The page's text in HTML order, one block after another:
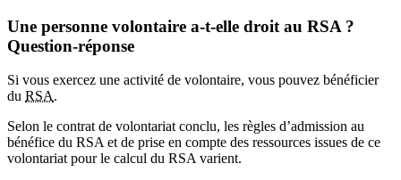
Une personne volontaire a-t-elle droit au RSA ?
Question-réponse
Si vous exercez une activité de volontaire, vous pouvez bénéficier
du RSA.
Selon le contrat de volontariat conclu, les règles d’admission au
bénéfice du RSA et de prise en compte des ressources issues de ce
volontariat pour le calcul du RSA varient.